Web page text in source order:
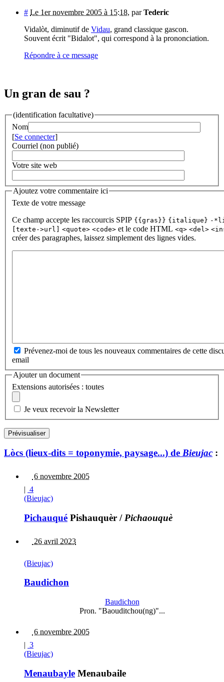
# Le 1er novembre 2005 à 15:18, parTederic
Vidalòt, diminutif de Vidau, grand classique gascon.
Souvent écrit "Bidalot", qui correspond à la prononciation.
Répondre à ce message
Un gran de sau ?
(identification facultative)
Nom
[Se connecter]
Courriel (non publié)
Votre site web
Ajoutez votre commentaire ici
Texte de votre message
Ce champ accepte les raccourcis SPIP {{gras}} {italique} -
[texte->url]
<quote> <code> et le code HTML <q> <del>
créer des paragraphes, laissez simplement des lignes vides.
Prévenez-moi de tous les nouveaux commentaires de cette
email
Ajouter un document
Extensions autorisées : toutes
Je veux recevoir la Newsletter
Lòcs (lieux-dits = toponymie, paysage...) de Bieujac :
6 novembre 2005
| 4
(Bieujac)
Pichauqué Pishauquèr / Pichaouquè
26 avril 2023
(Bieujac)
Baudichon
Baudichon
Pron. "Baouditchou(ng)"...
6 novembre 2005
| 3
(Bieujac)
Menaubayle Menaubaile